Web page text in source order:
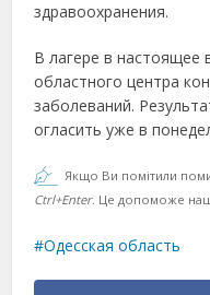
здравоохранения.
В лагере в настоящее
областного центра
заболеваний.
огласить уже в
Якщо Ви помітили
Ctrl+Enter. Це допоможе
Одесская область